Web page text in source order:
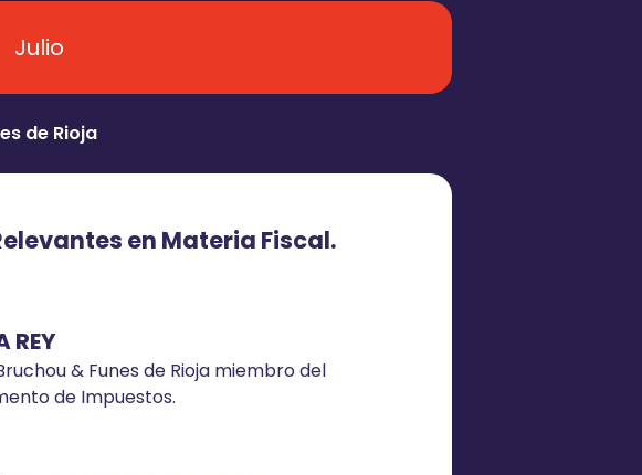
Julio
de Rioja
en Materia Fiscal.
REY
& Funes de Rioja miembro del
de Impuestos.